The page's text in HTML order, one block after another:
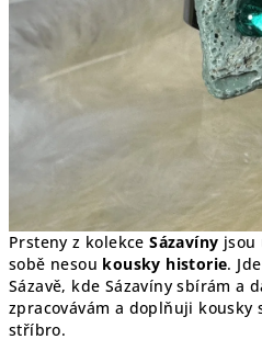
Prsteny z kolekce Sázavíny jsou
sobě nesou kousky historie.
Sázavě, kde Sázavíny sbírám a
zpracovávám a doplňuji kousky
stříbro.